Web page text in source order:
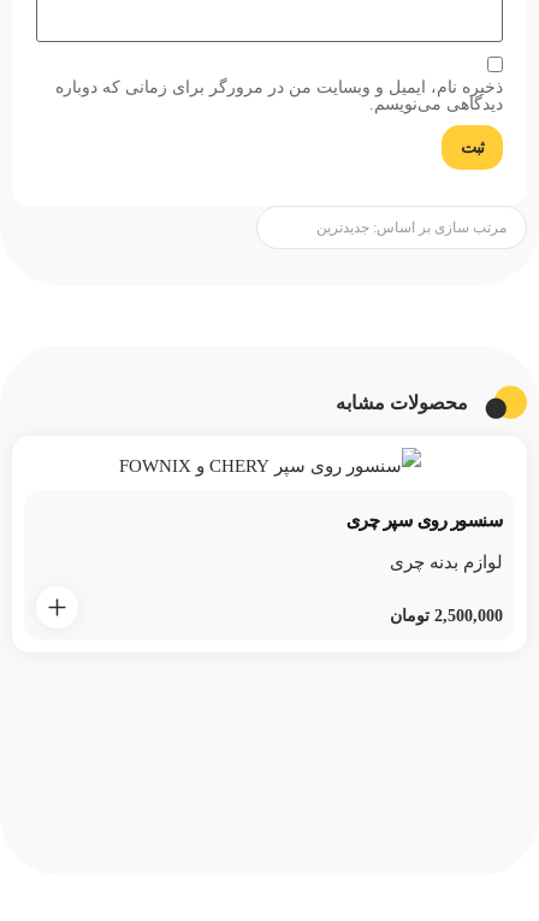
ذخیره نام، ایمیل و وبسایت من در مرورگر برای زمانی که دوباره
دیدگاهی می‌نویسم.
محصولات مشابه
سنسور روی سپر چری
لوازم بدنه چری
2,500,000 تومان